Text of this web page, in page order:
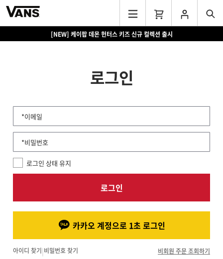
[NEW] 케이팝 데몬 헌터스 키즈 신규 컬렉션 출시
로그인
*이메일
*비밀번호
로그인 상태 유지
로그인
카카오 계정으로 1초 로그인
아이디 찾기|비밀번호 찾기 비회원 주문 조회하기